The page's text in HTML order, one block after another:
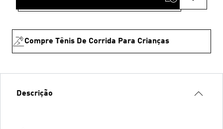
Compre Tênis De Corrida Para Crianças
Descrição